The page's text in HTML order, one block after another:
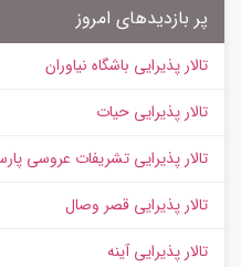
پر بازدیدهای امروز
تالار پذیرایی باشگاه نیاوران
تالار پذیرایی حیات
تالار پذیرایی تشریفات عروسی
تالار پذیرایی قصر وصال
تالار پذیرایی آینه